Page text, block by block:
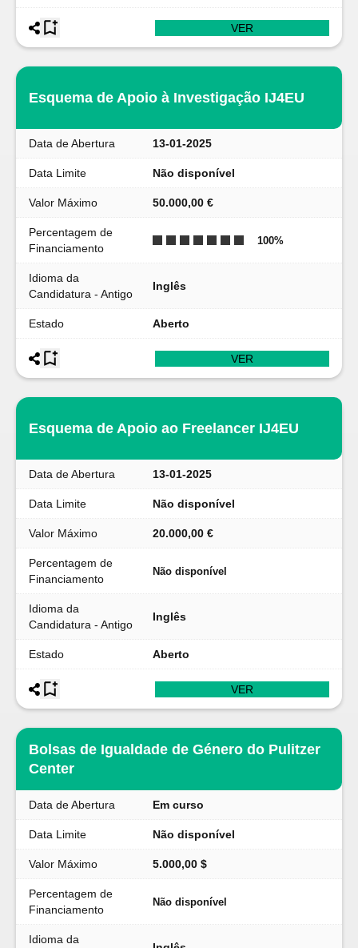
VER
Esquema de Apoio à Investigação IJ4EU
Data de Abertura 13-01-2025
Data Limite Não disponível
Valor Máximo 50.000,00 €
Percentagem de
Financiamento
100%
Idioma da
Candidatura - Antigo
Inglês
Estado Aberto
VER
Esquema de Apoio ao Freelancer IJ4EU
Data de Abertura 13-01-2025
Data Limite Não disponível
Valor Máximo 20.000,00 €
Percentagem de
Financiamento
Não disponível
Idioma da
Candidatura - Antigo
Inglês
Estado Aberto
VER
Bolsas de Igualdade de Género do Pulitzer
Center
Data de Abertura Em curso
Data Limite Não disponível
Valor Máximo 5.000,00 $
Percentagem de
Financiamento
Não disponível
Idioma da